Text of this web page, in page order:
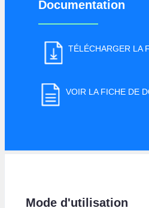
Documentation
TÉLÉCHARGER LA
VOIR LA FICHE DE
Mode d'utilisation